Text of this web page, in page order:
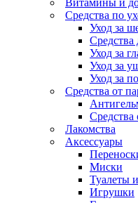
Витамины и
Средства по
Уход за
Средства
Уход за
Уход за
Уход за
Средства от
Средства
Лакомства
Аксессуары
Миски
Туалеты
Игрушки